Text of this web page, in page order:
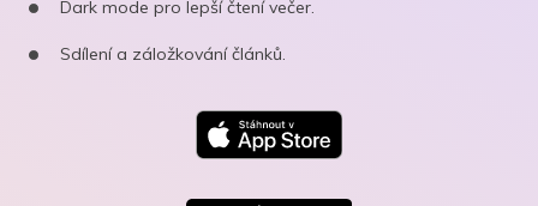
Dark mode pro lepší čtení večer.
Sdílení a záložkování článků.